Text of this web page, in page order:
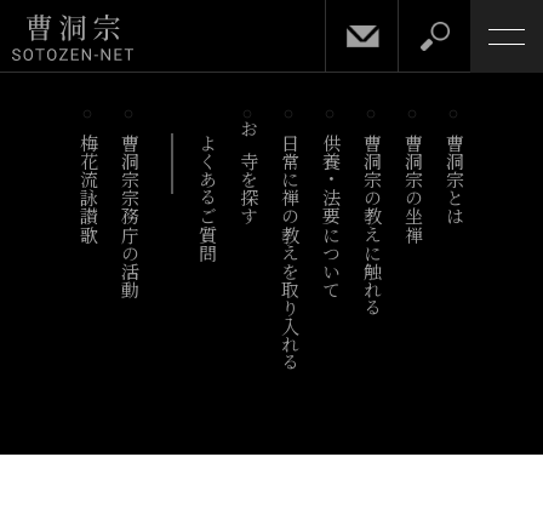
梅花流詠讃歌 曹洞宗宗務庁の活動 よくあるご質問 お寺を探す 日常に禅の教えを取り入れる供養・法要について曹洞宗の教えに触れる 曹洞宗の坐禅 曹洞宗とは